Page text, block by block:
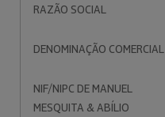
RAZÃO SOCIAL
DENOMINAÇÃO COMERCIAL
NIF/NIPC DE MANUEL
MESQUITA & ABÍLIO